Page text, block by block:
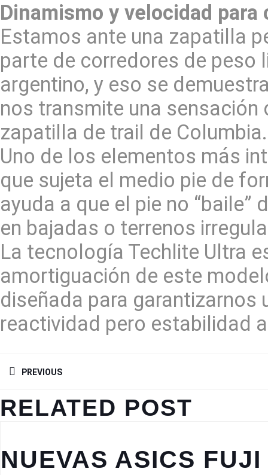
Dinamismo y velocidad
Estamos ante una zapatilla
parte de corredores de peso
argentino, y eso se
nos transmite una sensación
zapatilla de trail de Columbia.
Uno de los elementos más
que sujeta el medio pie de
ayuda a que el pie no
en bajadas o terrenos
La tecnología Techlite Ultra
amortiguación de este
diseñada para garantizarnos
reactividad pero estabilidad
DE
PREVIOUS
Previous
post:
RELATED POST
NUEVAS ASICS